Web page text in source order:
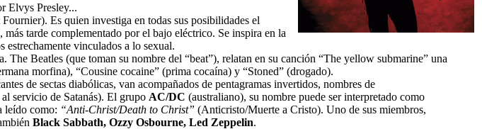
Elvys Presley...
Es quien investiga en todas sus posibilidades el
tarde complementado por el bajo eléctrico. Se inspira en la
vinculados a lo sexual.
Beatles (que toman su nombre del “beat”), relatan en su canción “The yellow submarine” una
morfina), “Cousine cocaine” (prima cocaína) y “Stoned” (drogado).
de sectas diabólicas, van acompañados de pentagramas invertidos, nombres de
servicio de Satanás). El grupo AC/DC (australiano), su nombre puede ser interpretado como
leído como: “Anti-Christ/Death to Christ” (Anticristo/Muerte a Cristo). Uno de sus miembros,
Black Sabbath, Ozzy Osbourne, Led Zeppelin.